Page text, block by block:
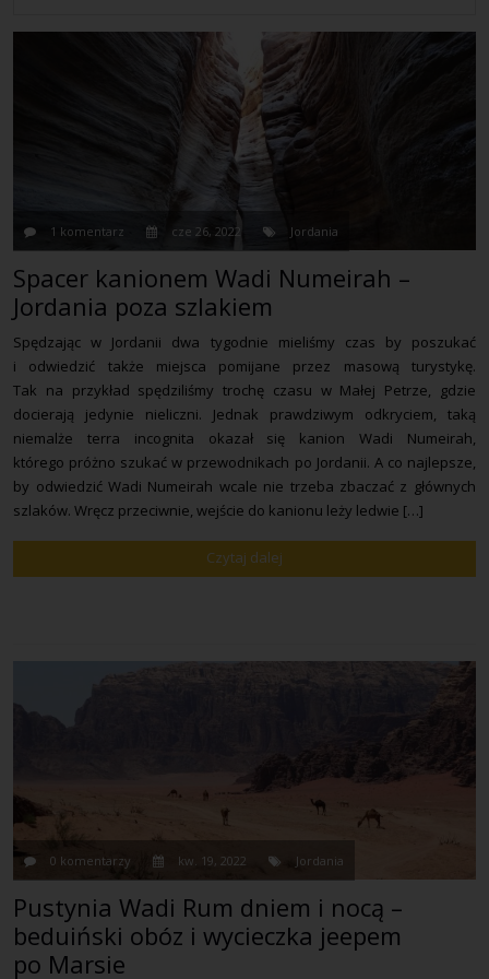
1 komentarz cze 26, 2022 Jordania
Spacer kanionem Wadi Numeirah –
Jordania poza szlakiem
Spędzając w Jordanii dwa tygodnie mieliśmy czas by poszukać
i odwiedzić także miejsca pomijane przez masową turystykę.
Tak na przykład spędziliśmy trochę czasu w Małej Petrze, gdzie
docierają jedynie nieliczni. Jednak prawdziwym odkryciem, taką
niemalże terra incognita okazał się kanion Wadi Numeirah,
którego próżno szukać w przewodnikach po Jordanii. A co najlepsze,
by odwiedzić Wadi Numeirah wcale nie trzeba zbaczać z głównych
szlaków. Wręcz przeciwnie, wejście do kanionu leży ledwie […]
Czytaj dalej
0 komentarzy kw. 19, 2022 Jordania
Pustynia Wadi Rum dniem i nocą –
beduiński obóz i wycieczka jeepem
po Marsie